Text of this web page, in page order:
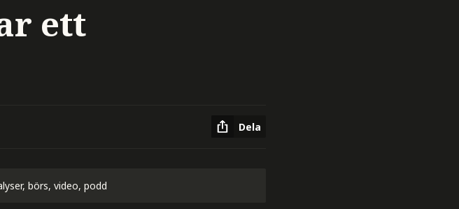
ett
Dela
börs, video, podd